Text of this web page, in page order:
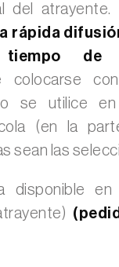
del atrayente.
rápida
de
se utilice en
(en la
sean las
en